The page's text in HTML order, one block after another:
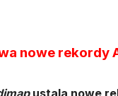
nowe rekordy